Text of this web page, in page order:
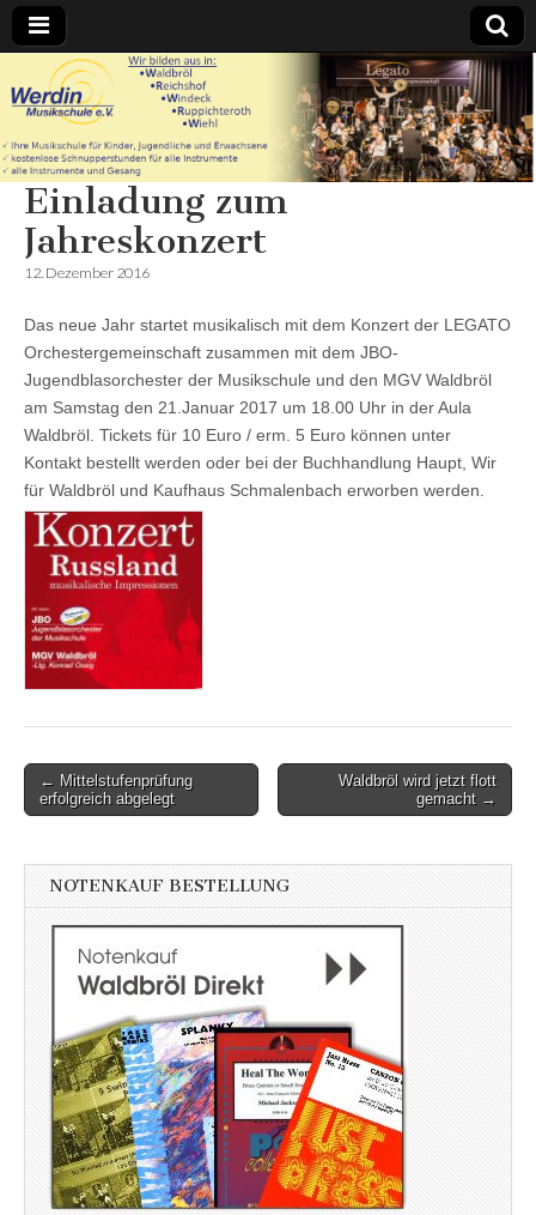
Werdin
Musikschule
e.V. – In
Waldbröl
Reichshof
Windeck
Ruppichteroth
Wiehl
Einladung zum
Jahreskonzert
12. Dezember 2016
Das neue Jahr startet musikalisch mit dem Konzert der LEGATO
Orchestergemeinschaft zusammen mit dem JBO-
Jugendblasorchester der Musikschule und den MGV Waldbröl
am Samstag den 21.Januar 2017 um 18.00 Uhr in der Aula
Waldbröl. Tickets für 10 Euro / erm. 5 Euro können unter
Kontakt bestellt werden oder bei der Buchhandlung Haupt, Wir
für Waldbröl und Kaufhaus Schmalenbach erworben werden.
Post
navigation
← Mittelstufenprüfung
erfolgreich abgelegt
Waldbröl wird jetzt flott
gemacht →
NOTENKAUF BESTELLUNG